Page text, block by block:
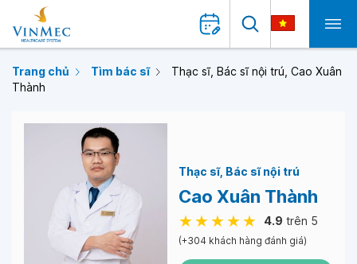
Trang chủ Tìm bác sĩ
Thạc sĩ, Bác sĩ nội trú, Cao Xuân
Thành
Thạc sĩ Bác sĩ nội trú
Cao Xuân Thành
4.9 trên 5
(+304 khách hàng đánh giá)